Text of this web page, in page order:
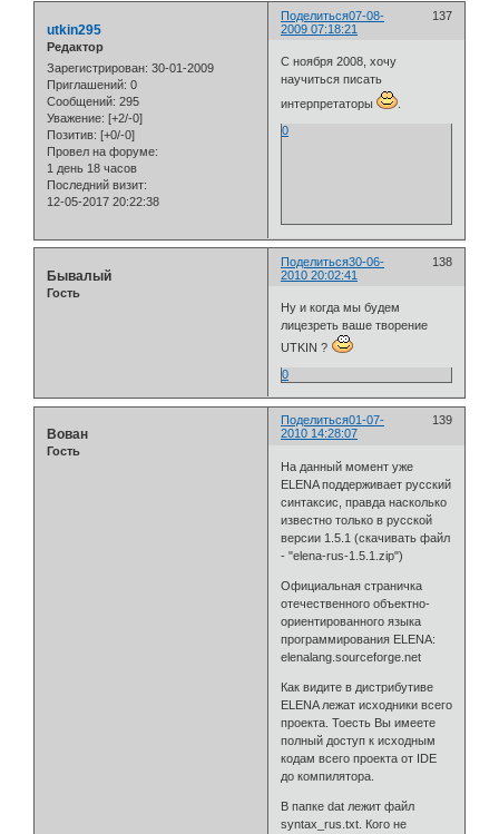
Поделиться 137
07-08-
2009 07:18:21
utkin295
Редактор
Зарегистрирован: 30-01-2009
Приглашений: 0
Сообщений: 295
Уважение: [+2/-0]
Позитив: [+0/-0]
Провел на форуме:
1 день 18 часов
Последний визит:
12-05-2017 20:22:38
С ноября 2008, хочу
научиться писать
интерпретаторы
0
Поделиться 138
30-06-
2010 20:02:41
Бывалый
Гость
Ну и когда мы будем
лицезреть ваше творение
UTKIN ?
0
Поделиться 139
01-07-
2010 14:28:07
Вован
Гость
На данный момент уже
ELENA поддерживает русский
синтаксис, правда насколько
известно только в русской
версии 1.5.1 (скачивать файл
- "elena-rus-1.5.1.zip")
Официальная страничка
отечественного объектно-
ориентированного языка
программирования ELENA:
elenalang.sourceforge.net
Как видите в дистрибутиве
ELENA лежат исходники всего
проекта. Тоесть Вы имеете
полный доступ к исходным
кодам всего проекта от IDE
до компилятора.
В папке dat лежит файл
syntax_rus.txt. Кого не